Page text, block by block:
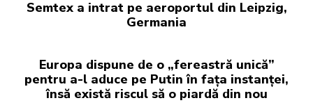
Semtex a intrat pe aeroportul din Leipzig,
Germania
Europa dispune de o „fereastră unică”
pentru a-l aduce pe Putin în fața instanței,
însă există riscul să o piardă din nou